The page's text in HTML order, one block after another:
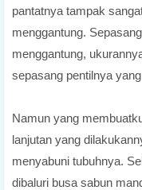
pantatnya tampak
menggantung.
menggantung,
sepasang pentilnya
Namun yang
lanjutan yang
menyabuni tubuhnya.
dibaluri busa sabun